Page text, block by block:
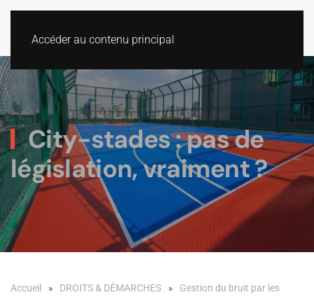
Accéder au contenu principal
City-stades : pas de
législation, vraiment ?
Accueil DROITS & DÉMARCHES
Gestion du bruit par les